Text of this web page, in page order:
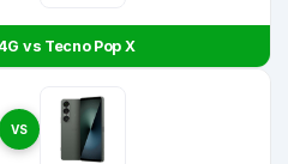
vs Tecno Pop X
VS